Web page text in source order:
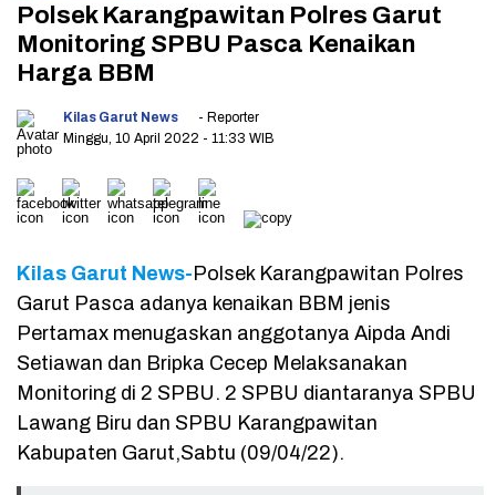
Polsek Karangpawitan Polres Garut
Monitoring SPBU Pasca Kenaikan
Harga BBM
Kilas Garut News
- Reporter
Minggu, 10 April 2022 - 11:33 WIB
Kilas Garut News- Polsek Karangpawitan Polres
Garut Pasca adanya kenaikan BBM jenis
Pertamax menugaskan anggotanya Aipda Andi
Setiawan dan Bripka Cecep Melaksanakan
Monitoring di 2 SPBU. 2 SPBU diantaranya SPBU
Lawang Biru dan SPBU Karangpawitan
Kabupaten Garut,Sabtu (09/04/22).